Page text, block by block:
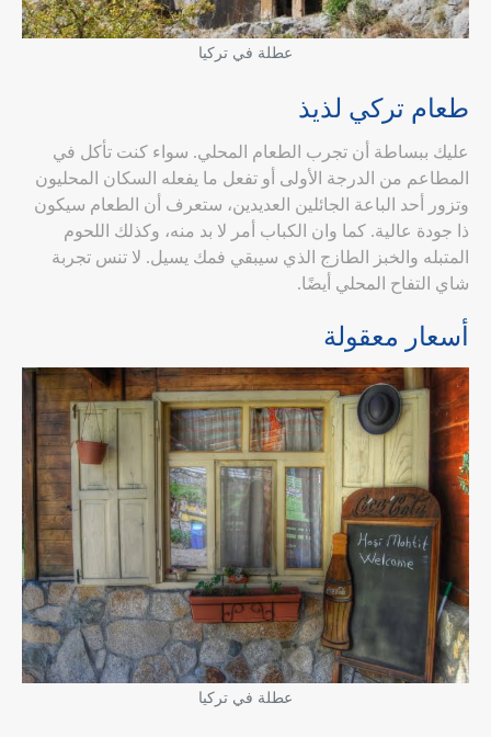
عطلة في تركيا
طعام تركي لذيذ
عليك ببساطة أن تجرب الطعام المحلي. سواء كنت تأكل في
المطاعم من الدرجة الأولى أو تفعل ما يفعله السكان المحليون
وتزور أحد الباعة الجائلين العديدين، ستعرف أن الطعام سيكون
ذا جودة عالية. كما وان الكباب أمر لا بد منه، وكذلك اللحوم
المتبله والخبز الطازج الذي سيبقي فمك يسيل. لا تنس تجربة
شاي التفاح المحلي أيضًا.
أسعار معقولة
عطلة في تركيا